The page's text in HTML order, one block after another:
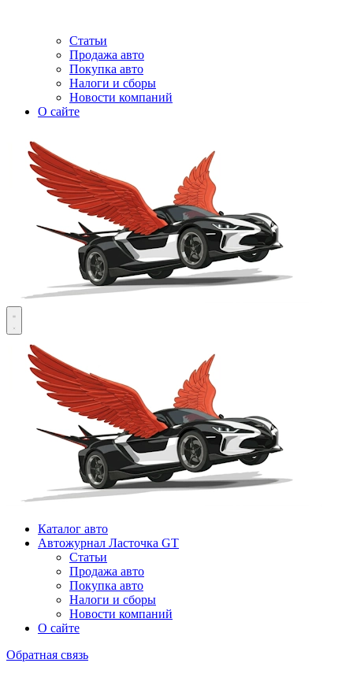
Статьи
Продажа авто
Покупка авто
Налоги и сборы
Новости компаний
О сайте
Каталог авто
Автожурнал Ласточка GT
Статьи
Продажа авто
Покупка авто
Налоги и сборы
Новости компаний
О сайте
Обратная связь